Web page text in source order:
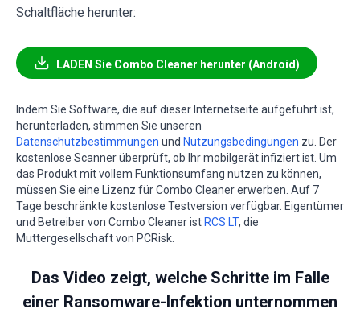
Schaltfläche herunter:
LADEN Sie Combo Cleaner herunter (Android)
Indem Sie Software, die auf dieser Internetseite aufgeführt ist,
herunterladen, stimmen Sie unseren
Datenschutzbestimmungen und Nutzungsbedingungen zu. Der
kostenlose Scanner überprüft, ob Ihr mobilgerät infiziert ist. Um
das Produkt mit vollem Funktionsumfang nutzen zu können,
müssen Sie eine Lizenz für Combo Cleaner erwerben. Auf 7
Tage beschränkte kostenlose Testversion verfügbar. Eigentümer
und Betreiber von Combo Cleaner ist RCS LT, die
Muttergesellschaft von PCRisk.
Das Video zeigt, welche Schritte im Falle
einer Ransomware-Infektion unternommen